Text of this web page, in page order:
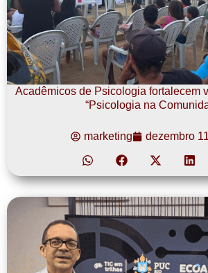
Acadêmicos de Psicologia fortalecem
“Psicologia na
marketing dezembro